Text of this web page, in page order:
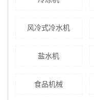
风冷式冷水机
盐水机
食品机械